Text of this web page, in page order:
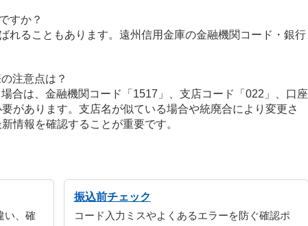
すか？
れることもあります。遠州信用金庫の金融機関コード・銀行
注意点は？
合は、金融機関コード「1517」、支店コード「022」、口座
があります。支店名が似ている場合や統廃合により変更さ
情報を確認することが重要です。
い、確
振込前チェック
コード入力ミスやよくあるエラーを防ぐ確認ポ